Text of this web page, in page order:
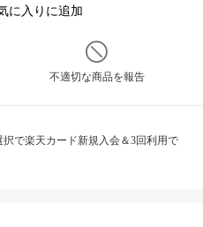
に入りに追加
不適切な商品を報告
択で楽天カード新規入会＆3回利用で